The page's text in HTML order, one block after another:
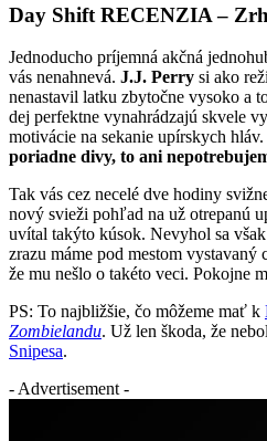
Day Shift RECENZIA –
Jednoducho príjemná akčná
vás nenahnevá. J.J. Perry si ako
nenastavil latku zbytočne vysoko a
dej perfektne vynahrádzajú skvele
motivácie na sekanie upírskych hláv.
poriadne divy, to ani
Tak vás cez necelé dve hodiny
nový svieži pohľad na už otrepanú
uvítal takýto kúsok. Nevyhol sa
zrazu máme pod mestom
že mu nešlo o takéto veci. Pokojne
PS: To najbližšie, čo môžeme mať k
Zombielandu. Už len škoda, že
Snipesa.
- Advertisement -